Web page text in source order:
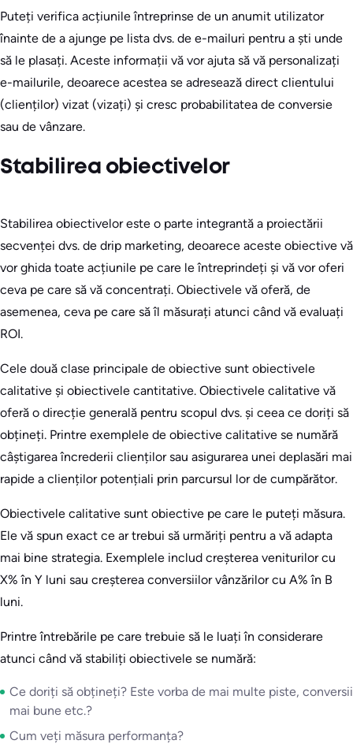
Puteți verifica acțiunile întreprinse de un anumit utilizator
înainte de a ajunge pe lista dvs. de e-mailuri pentru a ști unde
să le plasați. Aceste informații vă vor ajuta să vă personalizați
e-mailurile, deoarece acestea se adresează direct clientului
(clienților) vizat (vizați) și cresc probabilitatea de conversie
sau de vânzare.
Stabilirea obiectivelor
Stabilirea obiectivelor este o parte integrantă a proiectării
secvenței dvs. de drip marketing, deoarece aceste obiective vă
vor ghida toate acțiunile pe care le întreprindeți și vă vor oferi
ceva pe care să vă concentrați. Obiectivele vă oferă, de
asemenea, ceva pe care să îl măsurați atunci când vă evaluați
ROI.
Cele două clase principale de obiective sunt obiectivele
calitative și obiectivele cantitative. Obiectivele calitative vă
oferă o direcție generală pentru scopul dvs. și ceea ce doriți să
obțineți. Printre exemplele de obiective calitative se numără
câștigarea încrederii clienților sau asigurarea unei deplasări mai
rapide a clienților potențiali prin parcursul lor de cumpărător.
Obiectivele calitative sunt obiective pe care le puteți măsura.
Ele vă spun exact ce ar trebui să urmăriți pentru a vă adapta
mai bine strategia. Exemplele includ creșterea veniturilor cu
X% în Y luni sau creșterea conversiilor vânzărilor cu A% în B
luni.
Printre întrebările pe care trebuie să le luați în considerare
atunci când vă stabiliți obiectivele se numără:
Ce doriți să obțineți? Este vorba de mai multe piste, conversii
mai bune etc.?
Cum veți măsura performanța?